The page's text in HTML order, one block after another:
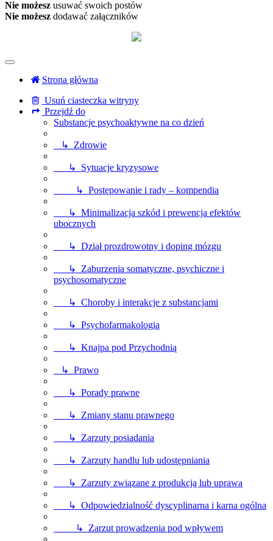
Nie możesz usuwać swoich postów
Nie możesz dodawać załączników
Strona główna
Usuń ciasteczka witryny
Przejdź do
Substancje psychoaktywne na co dzień
↳ Zdrowie
↳ Sytuacje kryzysowe
↳ Postępowanie i rady – kompendia
↳ Minimalizacja szkód i prewencja efektów
ubocznych
↳ Dział prozdrowotny i doping mózgu
↳ Zaburzenia somatyczne, psychiczne i
psychosomatyczne
↳ Choroby i interakcje z substancjami
↳ Psychofarmakologia
↳ Knajpa pod Przychodnią
↳ Prawo
↳ Porady prawne
↳ Zmiany stanu prawnego
↳ Zarzuty posiadania
↳ Zarzuty handlu lub udostępniania
↳ Zarzuty związane z produkcją lub uprawą
↳ Odpowiedzialność dyscyplinarna i karna ogólna
↳ Zarzut prowadzenia pod wpływem